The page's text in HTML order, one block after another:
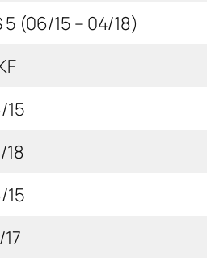
5 (06/15 – 04/18)
15
15